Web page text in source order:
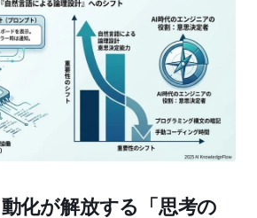
化が解放する「思考の